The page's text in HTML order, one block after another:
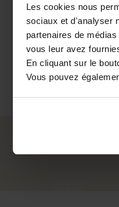
Les cookies nous
sociaux et d'analyser
partenaires de
vous leur avez
En cliquant sur le
Vous pouvez